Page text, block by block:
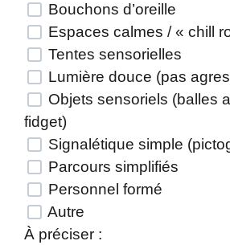
Bouchons d’oreille
Espaces calmes / « chill
Tentes sensorielles
Lumière douce (pas
Objets sensoriels (balles
fidget)
Signalétique simple
Parcours simplifiés
Personnel formé
Autre
À préciser :